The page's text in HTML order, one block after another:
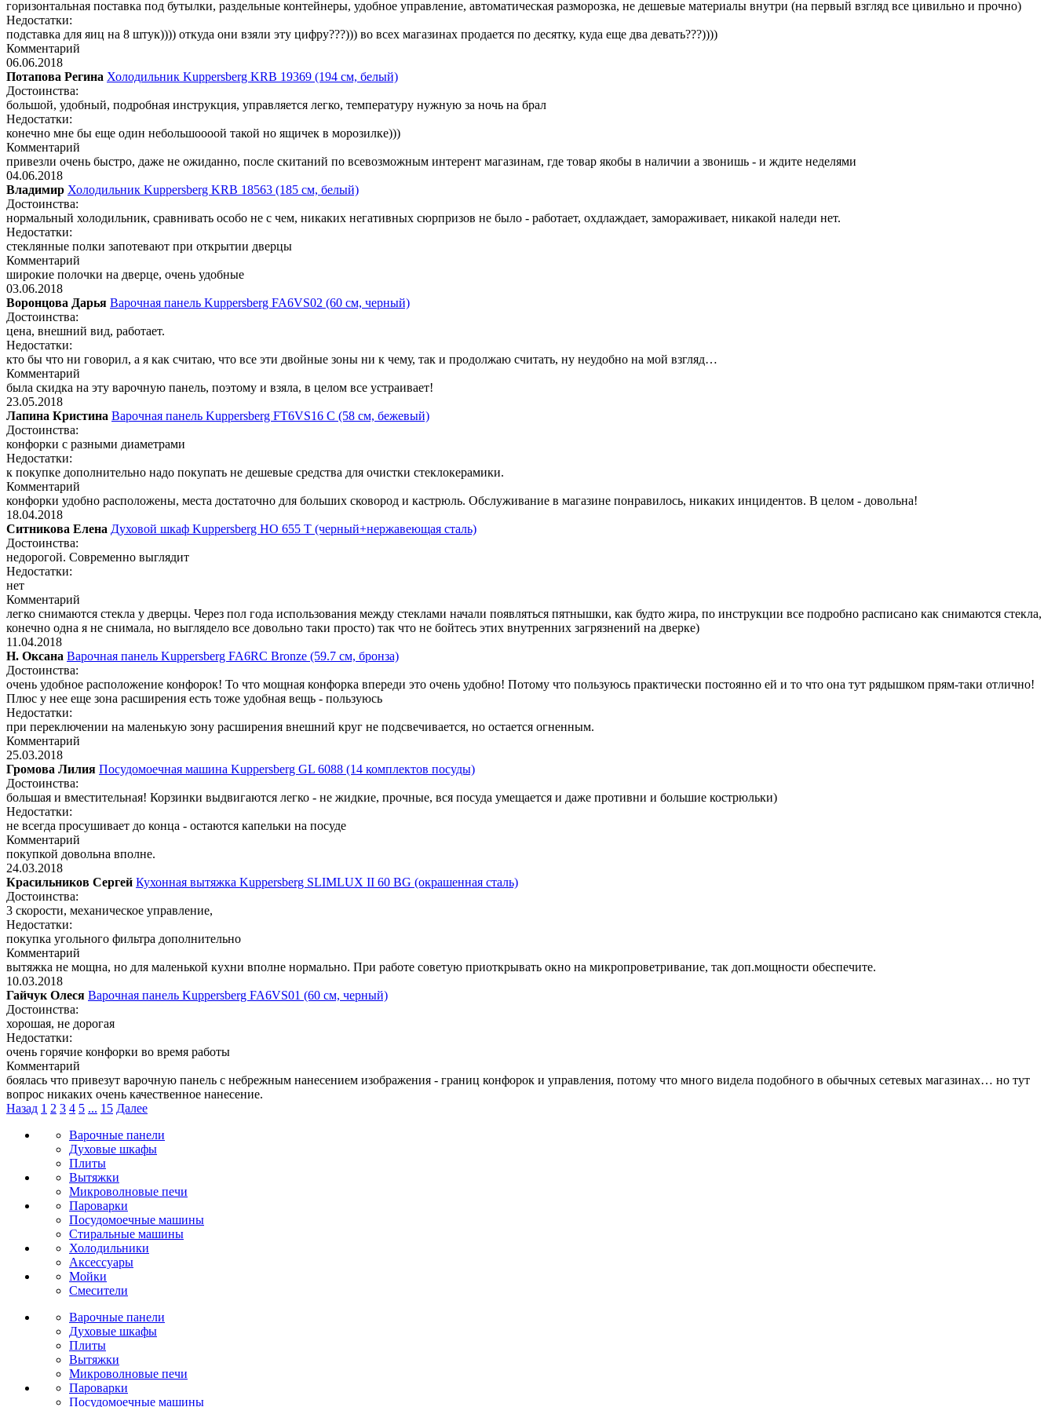
горизонтальная поставка под бутылки, раздельные контейнеры, удобное управление, автоматическая разморозка, не дешевые материалы внутри (на первый взгляд все цивильно и прочно)
Недостатки:
подставка для яиц на 8 штук)))) откуда они взяли эту цифру???))) во всех магазинах продается по десятку, куда еще два девать???))))
Комментарий
06.06.2018
Потапова Регина Холодильник Kuppersberg KRB 19369 (194 см, белый)
Достоинства:
большой, удобный, подробная инструкция, управляется легко, температуру нужную за ночь на брал
Недостатки:
конечно мне бы еще один небольшоооой такой но ящичек в морозилке)))
Комментарий
привезли очень быстро, даже не ожиданно, после скитаний по всевозможным интерент магазинам, где товар якобы в наличии а звонишь - и ждите неделями
04.06.2018
Владимир Холодильник Kuppersberg KRB 18563 (185 см, белый)
Достоинства:
нормальный холодильник, сравнивать особо не с чем, никаких негативных сюрпризов не было - работает, охдлаждает, замораживает, никакой наледи нет.
Недостатки:
стеклянные полки запотевают при открытии дверцы
Комментарий
широкие полочки на дверце, очень удобные
03.06.2018
Воронцова Дарья Варочная панель Kuppersberg FA6VS02 (60 см, черный)
Достоинства:
цена, внешний вид, работает.
Недостатки:
кто бы что ни говорил, а я как считаю, что все эти двойные зоны ни к чему, так и продолжаю считать, ну неудобно на мой взгляд…
Комментарий
была скидка на эту варочную панель, поэтому и взяла, в целом все устраивает!
23.05.2018
Лапина Кристина Варочная панель Kuppersberg FT6VS16 C (58 см, бежевый)
Достоинства:
конфорки с разными диаметрами
Недостатки:
к покупке дополнительно надо покупать не дешевые средства для очистки стеклокерамики.
Комментарий
конфорки удобно расположены, места достаточно для больших сковород и кастрюль. Обслуживание в магазине понравилось, никаких инцидентов. В целом - довольна!
18.04.2018
Ситникова Елена Духовой шкаф Kuppersberg HO 655 T (черный+нержавеющая сталь)
Достоинства:
недорогой. Современно выглядит
Недостатки:
нет
Комментарий
легко снимаются стекла у дверцы. Через пол года использования между стеклами начали появляться пятнышки, как будто жира, по инструкции все подробно расписано как снимаются стекла,
конечно одна я не снимала, но выглядело все довольно таки просто) так что не бойтесь этих внутренних загрязнений на дверке)
11.04.2018
Н. Оксана Варочная панель Kuppersberg FA6RC Bronze (59.7 см, бронза)
Достоинства:
очень удобное расположение конфорок! То что мощная конфорка впереди это очень удобно! Потому что пользуюсь практически постоянно ей и то что она тут рядышком прям-таки отлично!
Плюс у нее еще зона расширения есть тоже удобная вещь - пользуюсь
Недостатки:
при переключении на маленькую зону расширения внешний круг не подсвечивается, но остается огненным.
Комментарий
25.03.2018
Громова Лилия Посудомоечная машина Kuppersberg GL 6088 (14 комплектов посуды)
Достоинства:
большая и вместительная! Корзинки выдвигаются легко - не жидкие, прочные, вся посуда умещается и даже противни и большие кострюльки)
Недостатки:
не всегда просушивает до конца - остаются капельки на посуде
Комментарий
покупкой довольна вполне.
24.03.2018
Красильников Сергей Кухонная вытяжка Kuppersberg SLIMLUX II 60 BG (окрашенная сталь)
Достоинства:
3 скорости, механическое управление,
Недостатки:
покупка угольного фильтра дополнительно
Комментарий
вытяжка не мощна, но для маленькой кухни вполне нормально. При работе советую приоткрывать окно на микропроветривание, так доп.мощности обеспечите.
10.03.2018
Гайчук Олеся Варочная панель Kuppersberg FA6VS01 (60 см, черный)
Достоинства:
хорошая, не дорогая
Недостатки:
очень горячие конфорки во время работы
Комментарий
боялась что привезут варочную панель с небрежным нанесением изображения - границ конфорок и управления, потому что много видела подобного в обычных сетевых магазинах… но тут
вопрос никаких очень качественное нанесение.
Назад 1 2 3 4 5 ... 15 Далее
Варочные панели
Духовые шкафы
Плиты
Вытяжки
Микроволновые печи
Пароварки
Посудомоечные машины
Стиральные машины
Холодильники
Аксессуары
Мойки
Cмесители
Варочные панели
Духовые шкафы
Плиты
Вытяжки
Микроволновые печи
Пароварки
Посудомоечные машины